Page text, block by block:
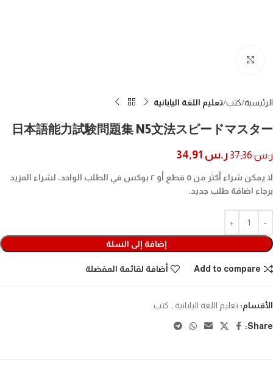
الرئيسية كتب تعليم اللغة اليابانية
日本語能力試験問題集 N5文法スピードマスター
ر.س37,36 ر.س
لا يمكن شراء أكثر من ٥ قطع أو ٢ بوكس في الطلب الواحد، لشراء المزيد
برجاء اضافة طلب جديد.
إضافة إلى السلة
Add to compare أضافة لقائمة المفضلة
الأقسام: تعليم اللغة اليابانية كتب
Share: